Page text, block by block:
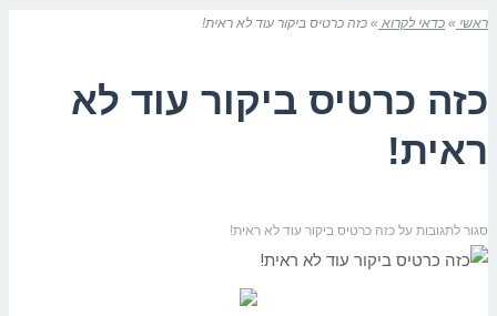
ראשי » כדאי לקרוא » כזה כרטיס ביקור עוד לא ראית!
כזה כרטיס ביקור עוד לא
ראית!
סגור לתגובות על כזה כרטיס ביקור עוד לא ראית!